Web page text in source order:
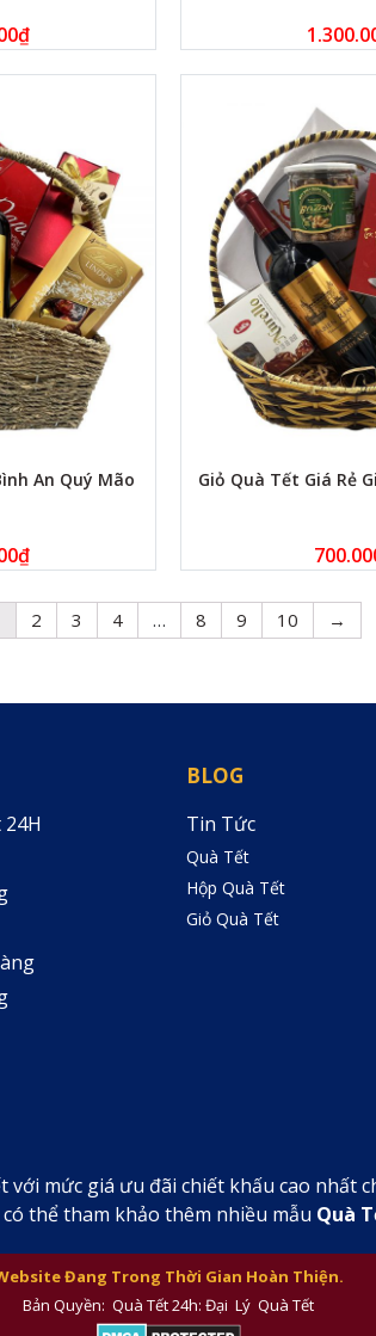
₫
An Quý Mão
₫
Giỏ Quà Tết Giá Rẻ
2 3 4 … 8 9 10 →
BLOG
Tin Tức
Quà Tết
Hộp Quà Tết
Giỏ Quà Tết
mức giá ưu đãi chiết khấu cao nhất
thể tham khảo thêm nhiều mẫu Quà
Đang Trong Thời Gian Hoàn Thiện.
Bản Quyền: Quà Tết 24h: Đại Lý Quà Tết